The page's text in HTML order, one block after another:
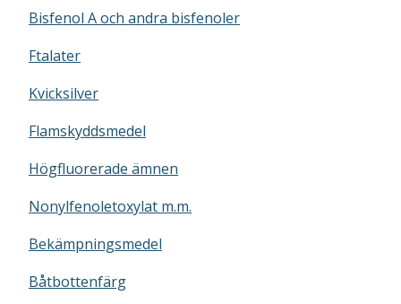
Bisfenol A och andra bisfenoler
Ftalater
Kvicksilver
Flamskyddsmedel
Högfluorerade ämnen
Nonylfenoletoxylat m.m.
Bekämpningsmedel
Båtbottenfärg